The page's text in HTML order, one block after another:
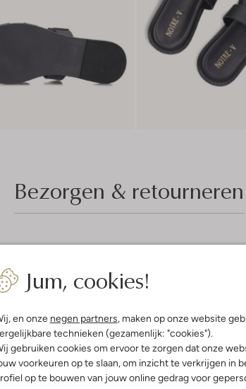
Jum, cookies!
en onze negen partners, maken op onze website
technieken (gezamenlijk: "cookies").
gebruiken cookies om ervoor te zorgen dat onze
voorkeuren op te slaan, om inzicht te verkrijgen in
op te bouwen van jouw online gedrag voor
Bezorgen & retourneren
& Pasvorm
buitenkant:
binnenkant:Leer
zool:Rubber
Gesp
Platte Zool
Carré Neus
Stap
voor
zomerjurk
sandalen